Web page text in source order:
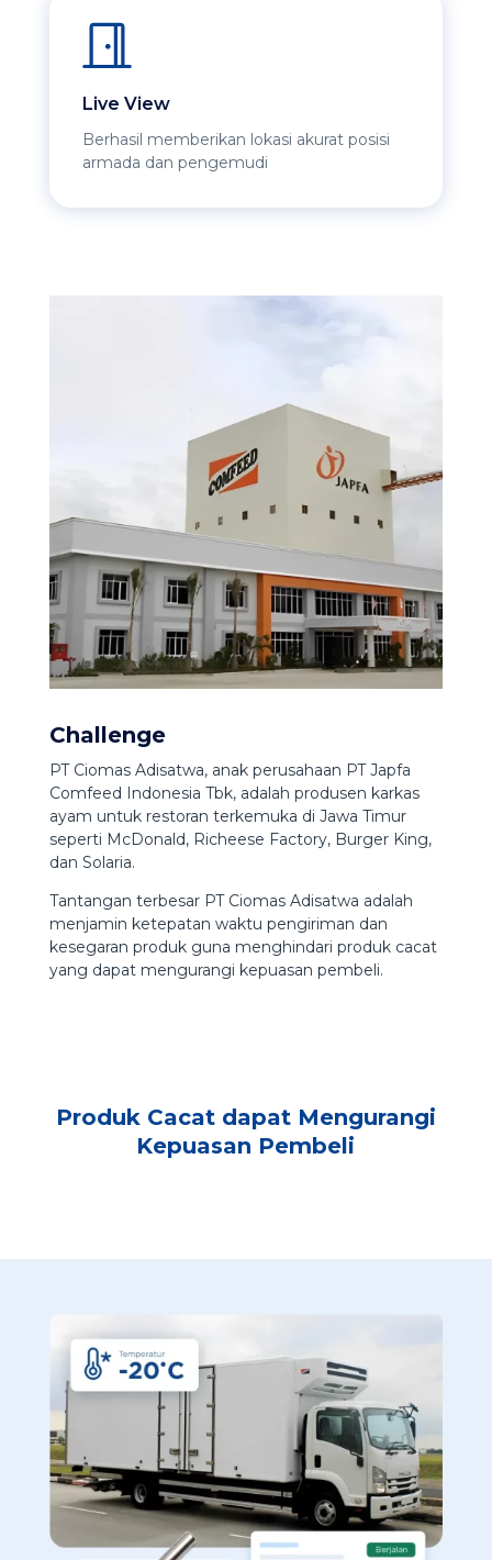
Live View
Berhasil memberikan lokasi akurat posisi
armada dan pengemudi
Challenge
PT Ciomas Adisatwa, anak perusahaan PT Japfa
Comfeed Indonesia Tbk, adalah produsen karkas
ayam untuk restoran terkemuka di Jawa Timur
seperti McDonald, Richeese Factory, Burger King,
dan Solaria.
Tantangan terbesar PT Ciomas Adisatwa adalah
menjamin ketepatan waktu pengiriman dan
kesegaran produk guna menghindari produk cacat
yang dapat mengurangi kepuasan pembeli.
Produk Cacat dapat Mengurangi
Kepuasan Pembeli